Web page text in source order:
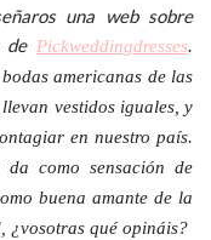
una web sobre
Pickweddingdresses.
americanas de las
vestidos iguales, y
en nuestro país.
como sensación de
buena amante de la
¿vosotras qué opináis?